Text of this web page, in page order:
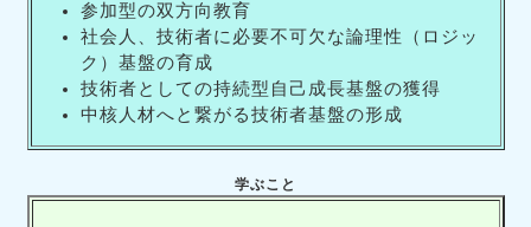
参加型の双方向教育
社会人、技術者に必要不可欠な論理性（ロジッ
ク）基盤の育成
技術者としての持続型自己成長基盤の獲得
中核人材へと繋がる技術者基盤の形成
学ぶこと